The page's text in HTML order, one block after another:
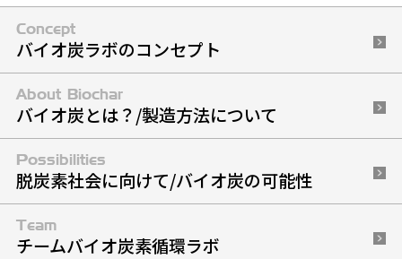
Concept
バイオ炭ラボのコンセプト
About Biochar
バイオ炭とは？/製造方法について
Possibilities
脱炭素社会に向けて/バイオ炭の可能性
Team
チームバイオ炭素循環ラボ